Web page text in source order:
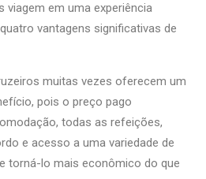
em uma experiência
vantagens significativas de
muitas vezes oferecem um
pois o preço pago
todas as refeições,
e acesso a uma variedade de
torná-lo mais econômico do que